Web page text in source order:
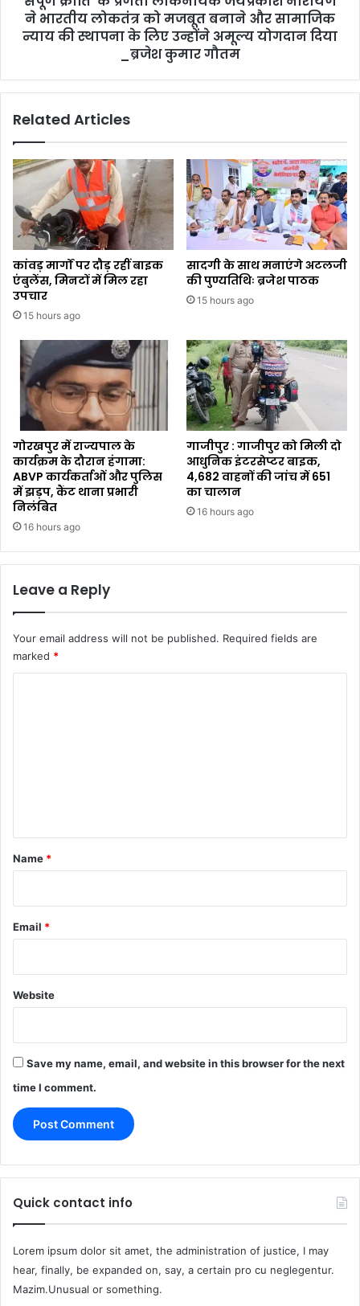
ने भारतीय लोकतंत्र को मजबूत बनाने और सामाजिक
न्याय की स्थापना के लिए उन्होंने अमूल्य योगदान दिया
_ब्रजेश कुमार गौतम
Related Articles
कांवड़ मार्गों पर दौड़ रहीं बाइक
एंबुलेंस, मिनटों में मिल रहा
उपचार
15 hours ago
सादगी के साथ मनाएंगे अटलजी
की पुण्यतिथिः ब्रजेश पाठक
15 hours ago
गोरखपुर में राज्यपाल के
कार्यक्रम के दौरान हंगामा:
ABVP कार्यकर्ताओं और पुलिस
में झड़प, कैंट थाना प्रभारी
निलंबित
16 hours ago
गाजीपुर : गाजीपुर को मिली दो
आधुनिक इंटरसेप्टर बाइक,
4,682 वाहनों की जांच में 651
का चालान
16 hours ago
Leave a Reply
Your email address will not be published. Required fields are
marked *
*
Name *
Email *
Website
Save my name, email, and website in this browser for the next
time I comment.
Quick contact info
Lorem ipsum dolor sit amet, the administration of justice, I may
hear, finally, be expanded on, say, a certain pro cu neglegentur.
Mazim.Unusual or something.